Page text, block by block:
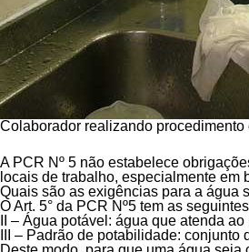
Colaborador realizando
A PCR Nº 5 não estabelece
locais de trabalho, especialmente
Quais são as exigências para a água
O Art. 5° da PCR Nº5 tem as
II – Água potável: água que atenda
III – Padrão de potabilidade: conjunto